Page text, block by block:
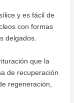
y es fácil de
con formas
delgados.
que la
de recuperación
regeneración,